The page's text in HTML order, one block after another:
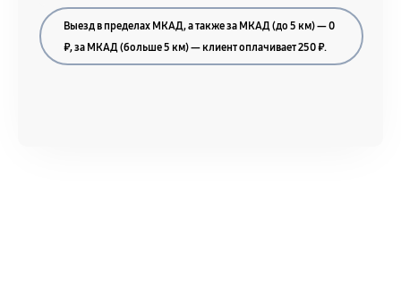
Гарантийный талон.
Акт выполненных работ с датой, перечнем
услуг и сроком гарантии.
Выезд в пределах МКАД, а также за МКАД (до 5 км) — 0
₽, за МКАД (больше 5 км) — клиент оплачивает 250 ₽.